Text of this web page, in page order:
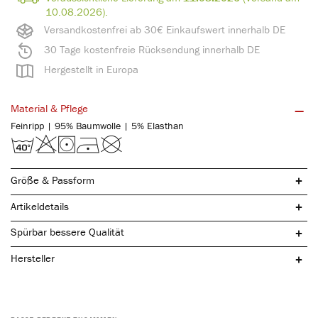
Versandkostenfrei ab 30€ Einkaufswert innerhalb DE
30 Tage kostenfreie Rücksendung innerhalb DE
Hergestellt in Europa
10.08.2026).
Material & Pflege
Feinripp | 95% Baumwolle | 5% Elasthan
Größe & Passform
Artikeldetails
Spürbar bessere Qualität
Hersteller